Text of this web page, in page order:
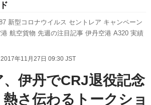
新型コロナウイルス セントレア キャンペーン
航空貨物 先週の注目記事 伊丹空港 A320 実績
フライヤー エアバス A350 XWB
年11月27日 09:30 JST
伊丹でCRJ退役記念
さ伝わるトークショ